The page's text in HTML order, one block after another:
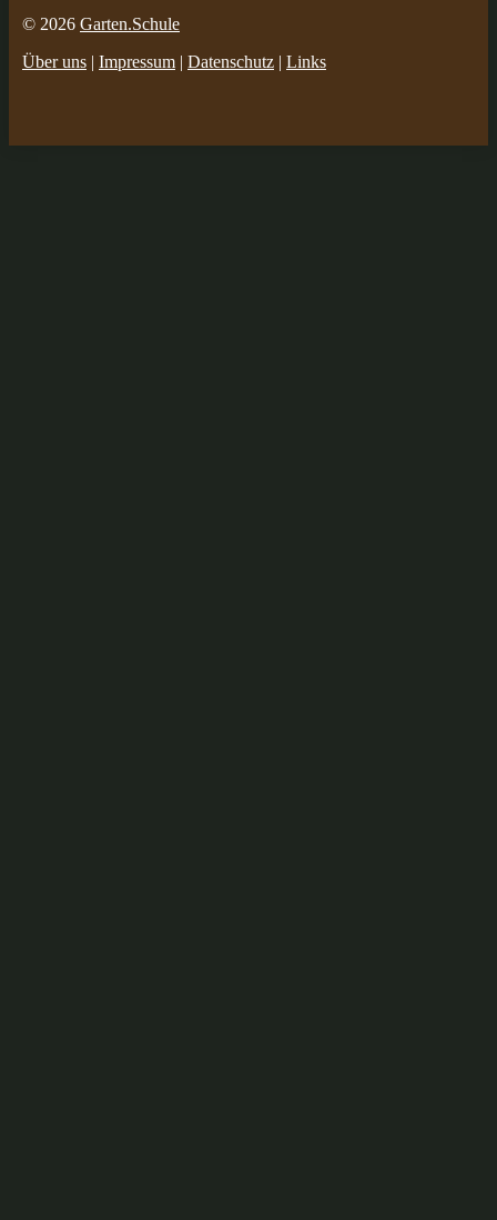
© 2026 Garten.Schule
Über uns | Impressum | Datenschutz | Links